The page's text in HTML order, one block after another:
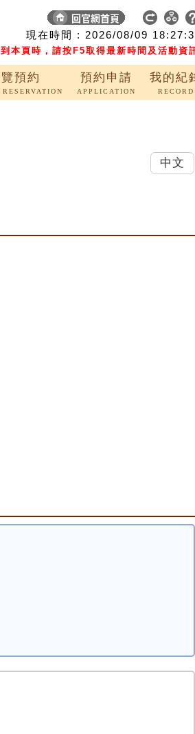
現在時間 : 2026/08/09
本頁時，請按F5取得最新時間及活動資
預約 預約申請
APPLICATION
我的紀
RECORD